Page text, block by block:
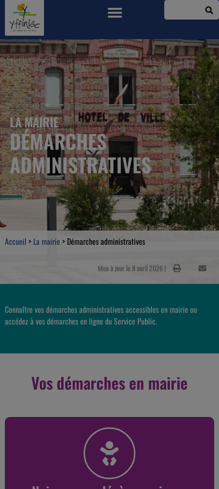
LA MAIRIE
DÉMARCHES
ADMINISTRATIVES
Accueil > La mairie > Démarches administratives
Mise à jour le 8 avril 2026 |
Connaître vos démarches administratives accessibles en mairie ou
accédez à vos démarches en ligne du Service Public.
Vos démarches en mairie